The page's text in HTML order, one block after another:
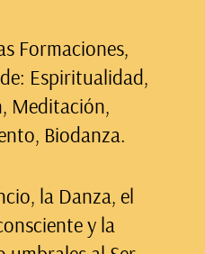
Formaciones,
Espiritualidad,
Meditación,
Biodanza.
la Danza, el
y la